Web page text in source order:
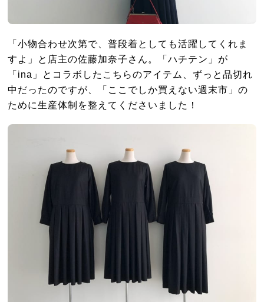
「小物合わせ次第で、普段着としても活躍してくれま
すよ」と店主の佐藤加奈子さん。「ハチテン」が
「ina」とコラボしたこちらのアイテム、ずっと品切れ
中だったのですが、「ここでしか買えない週末市」の
ために生産体制を整えてくださいました！